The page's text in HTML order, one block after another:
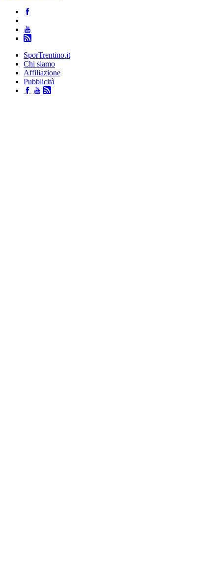
SporTrentino.it
Chi siamo
Affiliazione
Pubblicità